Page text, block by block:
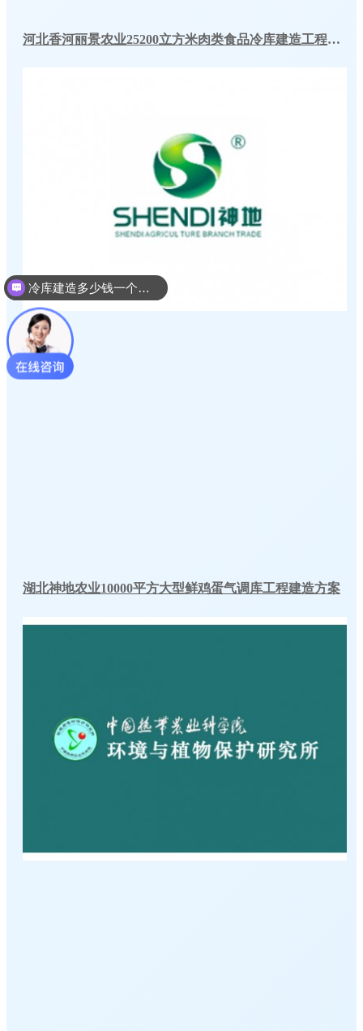
河北香河丽景农业25200立方米肉类食品冷库建造工程案例
湖北神地农业10000平方大型鲜鸡蛋气调库工程建造方案
冷库建造多少钱一个平方